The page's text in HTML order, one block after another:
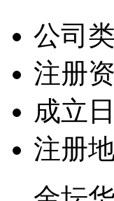
公司
注册
成立
注册